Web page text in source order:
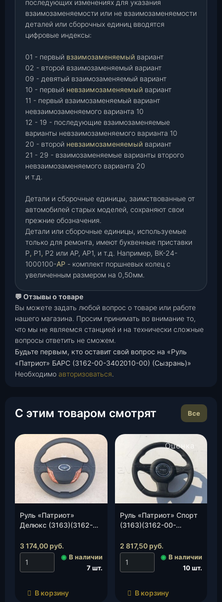
последующих изменениях для указания
взаимозаменяемости или не взаимозаменяемости
деталей или сборочных единиц вводятся
цифровые индексы:
01 - первый взаимозаменяемый вариант
02 - второй взаимозаменяемый вариант
09 - девятый взаимозаменяемый вариант
10 - первый невзаимозаменяемый вариант
11 - первый взаимозаменяемый вариант
невзаимозаменяемого варианта 10
12 - 19 - последующие взаимозаменяемые
варианты невзаимозаменяемого варианта 10
20 - второй невзаимозаменяемый вариант
21 - 29 - взаимозаменяемые варианты второго
невзаимозаменяемого варианта 20
и т.д.
Детали и сборочные единицы, заимствованные от
автомобилей старых моделей, сохраняют свои
прежние обозначения.
Детали или сборочные единицы, используемые
только для ремонта, имеют буквенные приставки
Р, Р1, Р2 или АР, АР1, и т.д. Например, ВК-24-
1000100-АР - комплект поршневых колец с
увеличенным размером на 0,50мм.
💬 Отзывы о товаре
Вы можете задать любой вопрос о товаре или работе
нашего магазина. Просим принимать во внимание то,
что мы не являемся станцией и на технически сложные
вопросы ответить не сможем.
Будьте первым, кто оставит свой вопрос на «Руль
«Патриот» БАРС (3162-00-3402010-00) (Сызрань)»
Необходимо авторизоваться.
С этим товаром смотрят Все
Руль «Патриот»
Делюкс (3163)(3162-
(Сызрань) дерево, шт.
3 174,00 руб.
◉ В наличии
7 шт.
В корзину
Руль «Патриот» Спорт
(3163)(3162-00-
шт.
Оценка
4.00из 5
2 817,50 руб.
◉ В наличии
10 шт.
В корзину